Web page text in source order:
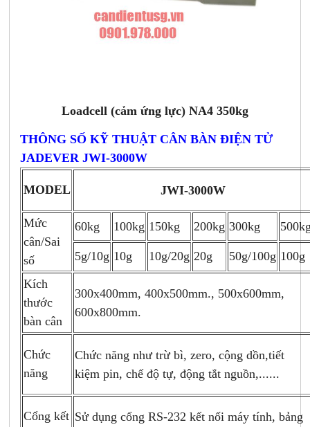
Loadcell (cảm ứng lực) NA4 350kg
THÔNG SỐ KỸ THUẬT CÂN BÀN ĐIỆN TỬ
JADEVER JWI-3000W
MODEL JWI-3000W
Mức
cân/Sai
số
60kg 100kg 150kg 200kg 300kg
5g/10g 10g 10g/20g 20g 50g/100g 100g
Kích
thước
bàn cân
300x400mm, 400x500mm., 500x600mm,
600x800mm.
Chức
năng
Chức năng như trừ bì, zero, cộng dồn,tiết
kiệm pin, chế độ tự, động tắt nguồn,......
Cổng kết Sử dụng cổng RS-232 kết nối máy tính, bảng